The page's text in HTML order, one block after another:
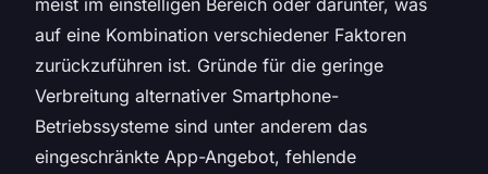
auf eine Kombination verschiedener Faktoren
zurückzuführen ist. Gründe für die geringe
Verbreitung alternativer Smartphone-
Betriebssysteme sind unter anderem das
eingeschränkte App-Angebot, fehlende